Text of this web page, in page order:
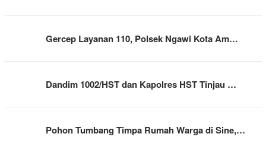
Gercep Layanan 110, Polsek Ngawi Kota Am…
Dandim 1002/HST dan Kapolres HST Tinjau …
Pohon Tumbang Timpa Rumah Warga di Sine,…